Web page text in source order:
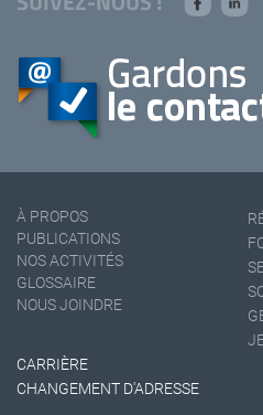
À PROPOS
PUBLICATIONS
NOS ACTIVITÉS
GLOSSAIRE
NOUS JOINDRE
CARRIÈRE
CHANGEMENT D'ADRESSE